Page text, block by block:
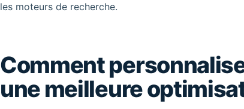
les moteurs de recherche.
Comment
une meilleure